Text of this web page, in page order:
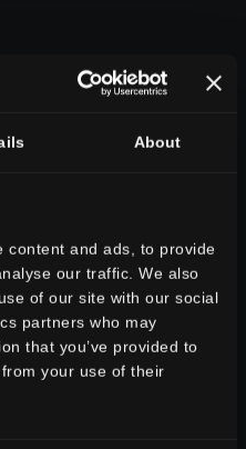
About
content and ads, to provide
our traffic. We also
of our site with our social
partners who may
that you’ve provided to
your use of their